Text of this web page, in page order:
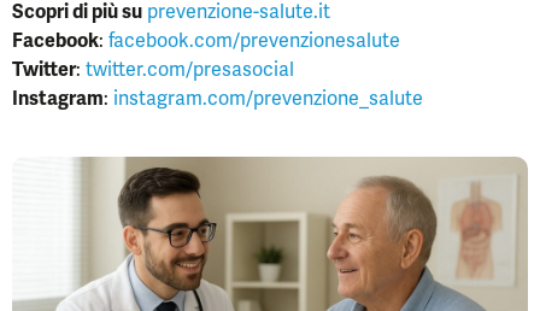
Scopri di più su prevenzione-salute.it
Facebook: facebook.com/prevenzionesalute
Twitter: twitter.com/presasocial
Instagram: instagram.com/prevenzione_salute